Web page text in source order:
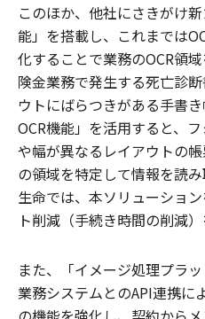
このほか、他社にさきがけ
能」を搭載し、これまでは
化することで業務のOCR領
険金業務で発生する死亡診
ウトにばらつきがある手書
OCR機能」を活用すると、
や幅が異なるレイアウトの
の領域を特定して情報を読
生命では、本ソリューショ
ト削減（手続き時間の削減）
また、「イメージ処理プラ
業務システムとのAPI連携に